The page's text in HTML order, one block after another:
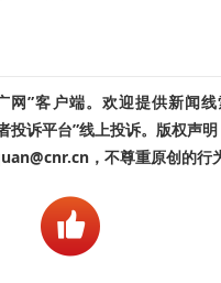
网”客户端。欢迎提供新闻
诉平台”线上投诉。版权声
，不尊重原创的行